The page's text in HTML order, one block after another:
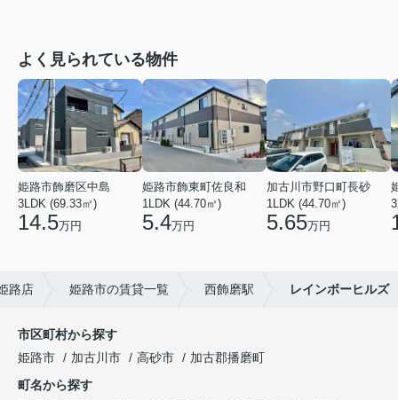
よく見られている物件
姫路市飾磨区中島
3LDK (69.33㎡)
14.5万円
姫路市飾東町佐良和
1LDK (44.70㎡)
5.4万円
加古川市野口町長砂
1LDK (44.70㎡)
5.65万円
路店 姫路市の賃貸一覧 西飾磨駅 レインボーヒルズ
市区町村から探す
姫路市
加古川市 高砂市
加古郡播磨町
町名から探す